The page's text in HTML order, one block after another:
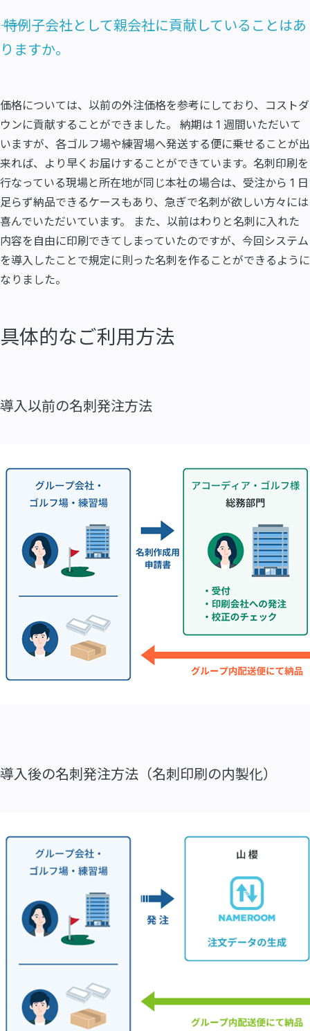
―― 特例子会社として親会社に貢献していることはあ
りますか。
価格については、以前の外注価格を参考にしており、コストダ
ウンに貢献することができました。 納期は 1 週間いただいて
いますが、各ゴルフ場や練習場へ発送する便に乗せることが出
来れば、より早くお届けすることができています。名刺印刷を
行なっている現場と所在地が同じ本社の場合は、受注から 1 日
足らず納品できるケースもあり、急ぎで名刺が欲しい方々には
喜んでいただいています。 また、以前はわりと名刺に入れた
内容を自由に印刷できてしまっていたのですが、今回システム
を導入したことで規定に則った名刺を作ることができるように
なりました。
具体的なご利用方法
導入以前の名刺発注方法
導入後の名刺発注方法（名刺印刷の内製化）